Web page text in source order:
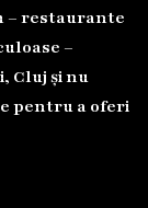
– restaurante
–
Cluj și nu
pentru a oferi